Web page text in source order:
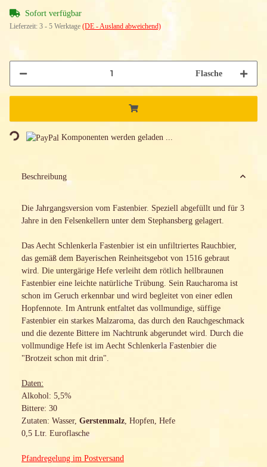
Sofort verfügbar
Lieferzeit: 3 - 5 Werktage (DE - Ausland abweichend)
Flasche
Loading... Komponenten werden geladen ...
Beschreibung
Die Jahrgangsversion vom Fastenbier. Speziell abgefüllt und für 3
Jahre in den Felsenkellern unter dem Stephansberg gelagert.
Das Aecht Schlenkerla Fastenbier ist ein unfiltriertes Rauchbier,
das gemäß dem Bayerischen Reinheitsgebot von 1516 gebraut
wird. Die untergärige Hefe verleiht dem rötlich hellbraunen
Fastenbier eine leichte natürliche Trübung. Sein Raucharoma ist
schon im Geruch erkennbar und wird begleitet von einer edlen
Hopfennote. Im Antrunk entfaltet das vollmundige, süffige
Fastenbier ein starkes Malzaroma, das durch den Rauchgeschmack
und die dezente Bittere im Nachtrunk abgerundet wird. Durch die
vollmundige Hefe ist im Aecht Schlenkerla Fastenbier die
"Brotzeit schon mit drin".
Daten:
Alkohol: 5,5%
Bittere: 30
Zutaten: Wasser, Gerstenmalz , Hopfen, Hefe
0,5 Ltr. Euroflasche
Pfandregelung im Postversand